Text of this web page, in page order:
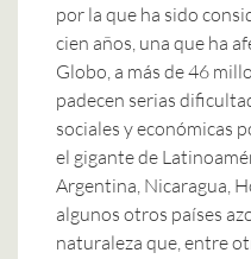
por la que ha sido
cien años, una que ha
Globo, a más de 46
padecen serias
sociales y económicas
el gigante de
Argentina, Nicaragua,
algunos otros países
naturaleza que, entre